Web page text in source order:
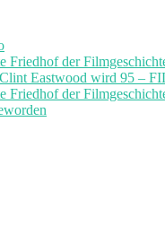
der
Eastwood wird 95 –
der